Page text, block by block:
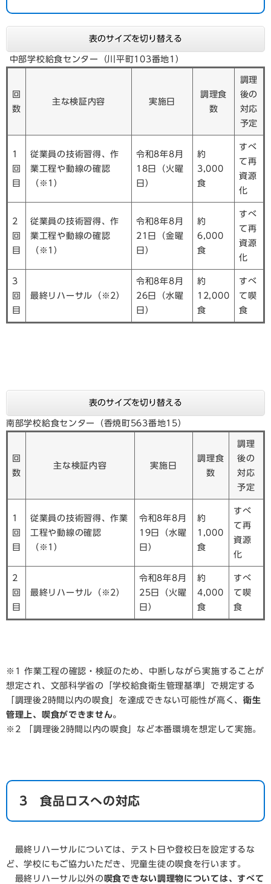
表のサイズを切り替える
中部学校給食センター（川平町103番地1）
回
数
主な検証内容 実施日
調理食
数
調理
後の
対応
予定
1
回
目
従業員の技術習得、作
業工程や動線の確認
（※1）
令和8年8月
18日（火曜
日）
約
3,000
食
すべ
て再
資源
化
2
回
目
従業員の技術習得、作
業工程や動線の確認
（※1）
令和8年8月
21日（金曜
日）
約
6,000
食
すべ
て再
資源
化
3
回
目
最終リハーサル（※2）
令和8年8月
26日（水曜
日）
約
12,000
食
すべ
て喫
食
表のサイズを切り替える
南部学校給食センター（香焼町563番地15）
回
数
主な検証内容 実施日
調理食
数
調理
後の
対応
予定
1
回
目
従業員の技術習得、作業
工程や動線の確認
（※1）
令和8年8月
19日（水曜
日）
約
1,000
食
すべ
て再
資源
化
2
回
目
最終リハーサル（※2）
令和8年8月
25日（火曜
日）
約
4,000
食
すべ
て喫
食
※1 作業工程の確認・検証のため、中断しながら実施することが
想定され、文部科学省の「学校給食衛生管理基準」で規定する
「調理後2時間以内の喫食」を達成できない可能性が高く、 衛生
管理上、喫食ができません。
※2 「調理後2時間以内の喫食」など本番環境を想定して実施。
3 食品ロスへの対応
最終リハーサルについては、テスト日や登校日を設定するな
ど、学校にもご協力いただき、児童生徒の喫食を行います。
最終リハーサル以外の 喫食できない調理物については、すべて